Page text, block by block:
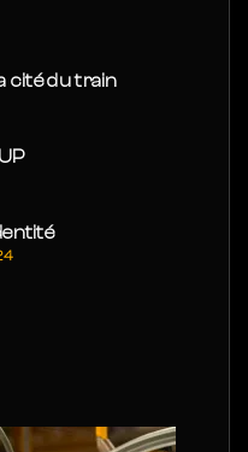
cité du train